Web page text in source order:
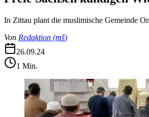
In Zittau plant die muslimische Gemeinde
Von Redaktion (mš)
26.09.24
1 Min.